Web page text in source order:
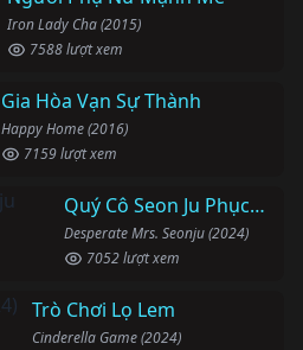
Iron Lady Cha (2015)
7588 lượt xem
Gia Hòa Vạn Sự Thành
Happy Home (2016)
7159 lượt xem
Quý Cô Seon Ju Phục Thù
Desperate Mrs. Seonju (2024)
7052 lượt xem
Trò Chơi Lọ Lem
Cinderella Game (2024)